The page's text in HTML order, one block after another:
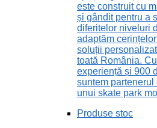
este construit cu
și gândit pentru a
diferitelor niveluri
adaptăm
soluții
toată România.
experiență și 900
suntem
unui skate park
Produse stoc